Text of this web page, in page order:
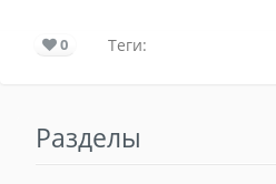
0 Теги:
Разделы